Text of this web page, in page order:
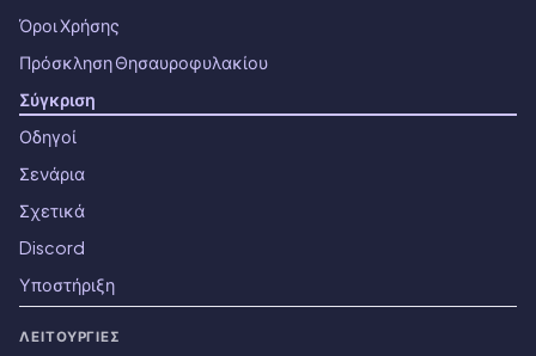
Όροι Χρήσης
Πρόσκληση Θησαυροφυλακίου
Σύγκριση
Οδηγοί
Σενάρια
Σχετικά
Discord
Υποστήριξη
ΛΕΙΤΟΥΡΓΊΕΣ